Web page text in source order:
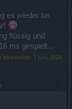
es wieder los
flüssig und
ms gespielt...
bearbeitet: 7 Juni 2024